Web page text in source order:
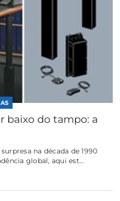
baixo do tampo: a
na década de 1990
global, aqui est...